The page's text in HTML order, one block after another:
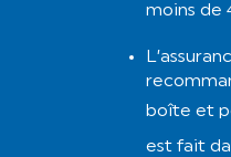
moins de
boîte et
est fait